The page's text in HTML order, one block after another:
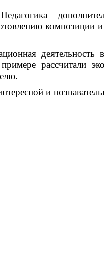
композиции
деятельность
рассчитали
и